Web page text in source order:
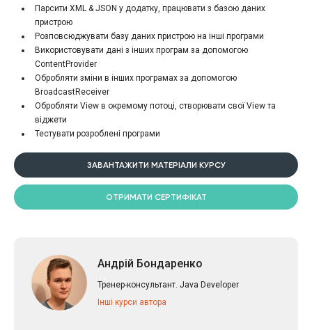
Парсити XML & JSON у додатку, працювати з базою даних
пристрою
Розповсюджувати базу даних пристрою на інші програми
Використовувати дані з інших програм за допомогою
ContentProvider
Обробляти зміни в інших програмах за допомогою
BroadcastReceiver
Обробляти View в окремому потоці, створювати свої View та
віджети
Тестувати розроблені програми
ЗАВАНТАЖИТИ МАТЕРІАЛИ КУРСУ
ОТРИМАТИ СЕРТИФІКАТ
Андрій Бондаренко
Тренер-консультант. Java Developer
Інші курси автора